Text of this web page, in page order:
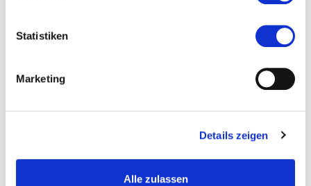
Statistiken
Marketing
Details zeigen
Alle zulassen